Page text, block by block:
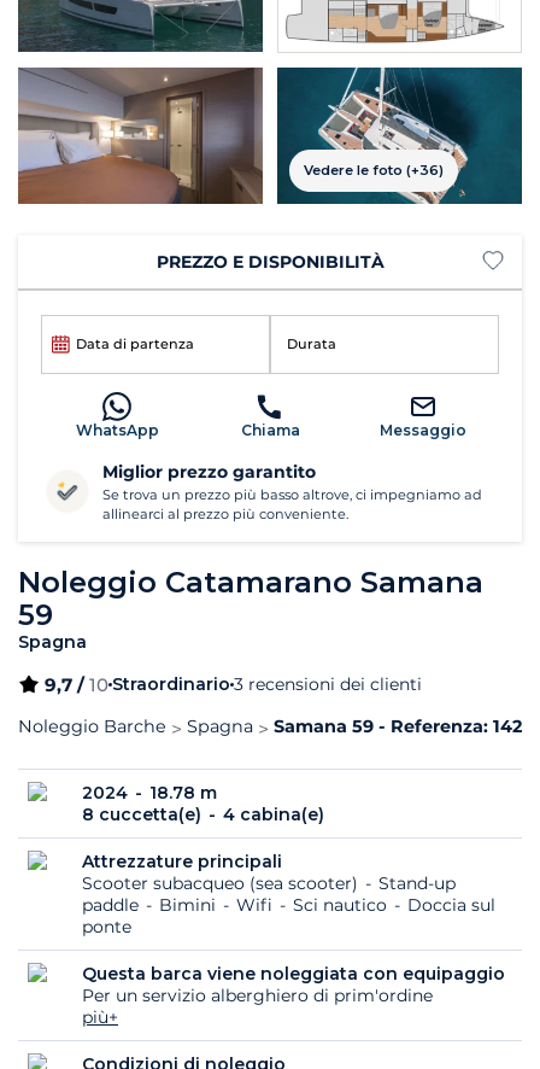
Vedere le foto (+36)
Noleggio Catamarano Samana
59
Spagna
9,7 /10 Straordinario 3 recensioni dei clienti
Noleggio Barche
Spagna Samana 59 - Referenza:
2024
18.78 m
8 cuccetta(e)
4 cabina(e)
Attrezzature principali
Scooter subacqueo (sea scooter)
Stand-up
paddle
Bimini Wifi Sci nautico
Doccia sul
ponte
Questa barca viene noleggiata con equipaggio
Per un servizio alberghiero di prim'ordine
più+
Condizioni di noleggio
PREZZO E DISPONIBILITÀ
Data di partenza Durata
WhatsApp Chiama Messaggio
Miglior prezzo garantito
Se trova un prezzo più basso altrove, ci impegniamo ad
allinearci al prezzo più conveniente.